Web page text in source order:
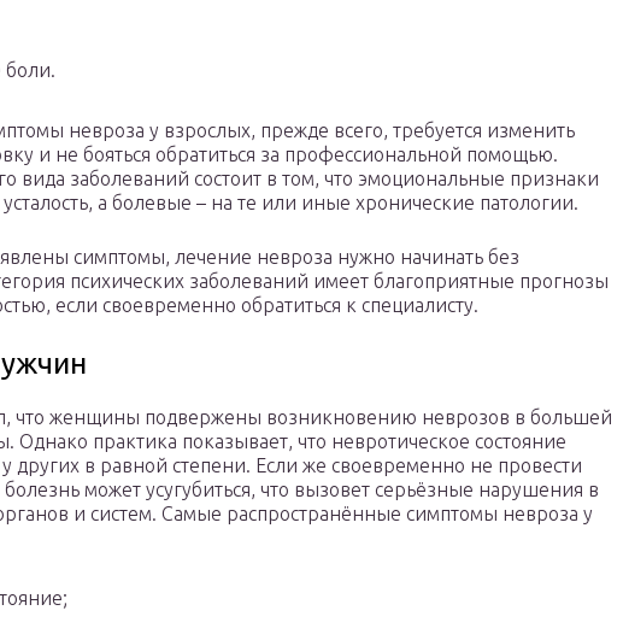
боли.
невроза у взрослых, прежде всего, требуется изменить
и не бояться обратиться за профессиональной помощью.
вида заболеваний состоит в том, что эмоциональные признаки
а болевые – на те или иные хронические патологии.
симптомы, лечение невроза нужно начинать без
психических заболеваний имеет благоприятные прогнозы
если своевременно обратиться к специалисту.
что женщины подвержены возникновению неврозов в большей
Однако практика показывает, что невротическое состояние
у других в равной степени. Если же своевременно не провести
может усугубиться, что вызовет серьёзные нарушения в
и систем. Самые распространённые симптомы невроза у